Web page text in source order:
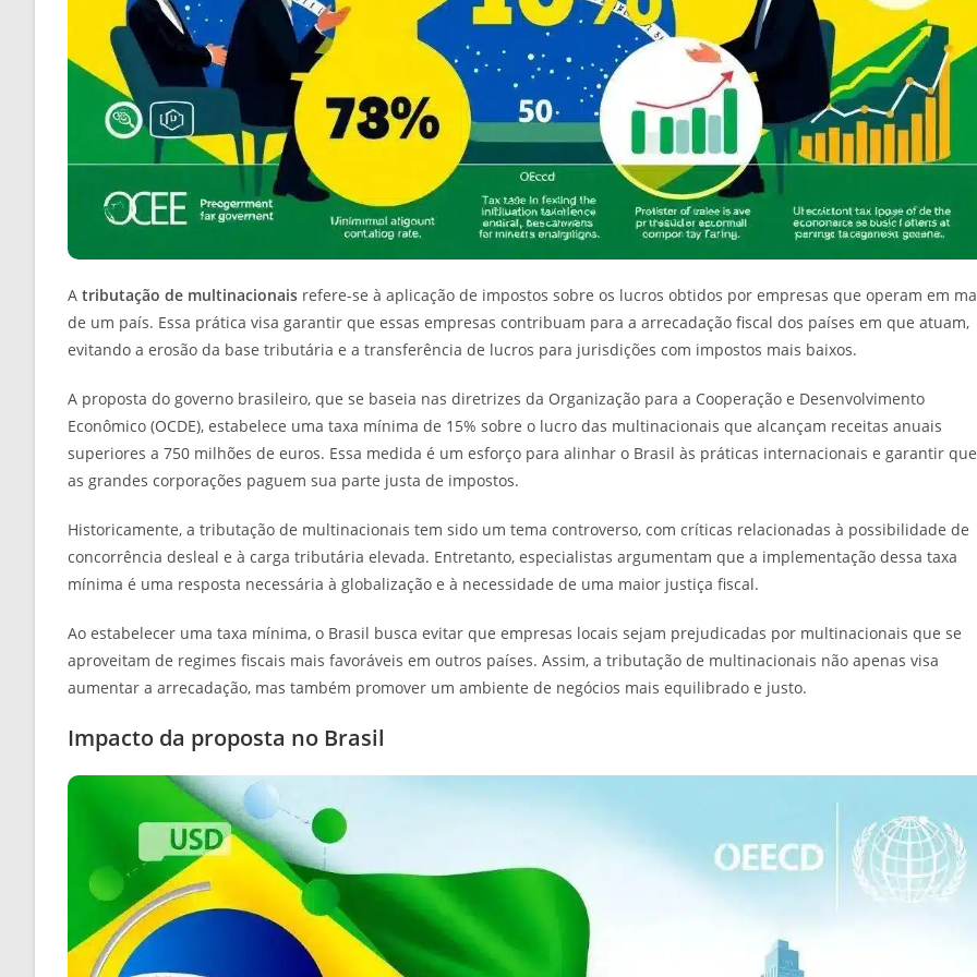
A tributação de multinacionais refere-se à aplicação de impostos sobre os lucros obtidos por empresas que operam em
de um país. Essa prática visa garantir que essas empresas contribuam para a arrecadação fiscal dos países em que atuam,
evitando a erosão da base tributária e a transferência de lucros para jurisdições com impostos mais baixos.
A proposta do governo brasileiro, que se baseia nas diretrizes da Organização para a Cooperação e Desenvolvimento
Econômico (OCDE), estabelece uma taxa mínima de 15% sobre o lucro das multinacionais que alcançam receitas anuais
superiores a 750 milhões de euros. Essa medida é um esforço para alinhar o Brasil às práticas internacionais e garantir que
as grandes corporações paguem sua parte justa de impostos.
Historicamente, a tributação de multinacionais tem sido um tema controverso, com críticas relacionadas à possibilidade de
concorrência desleal e à carga tributária elevada. Entretanto, especialistas argumentam que a implementação dessa taxa
mínima é uma resposta necessária à globalização e à necessidade de uma maior justiça fiscal.
Ao estabelecer uma taxa mínima, o Brasil busca evitar que empresas locais sejam prejudicadas por multinacionais que se
aproveitam de regimes fiscais mais favoráveis em outros países. Assim, a tributação de multinacionais não apenas visa
aumentar a arrecadação, mas também promover um ambiente de negócios mais equilibrado e justo.
Impacto da proposta no Brasil